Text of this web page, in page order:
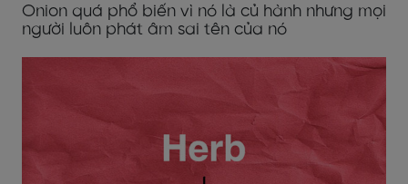
Onion quá phổ biến vì nó là củ hành nhưng mọi
người luôn phát âm sai tên của nó